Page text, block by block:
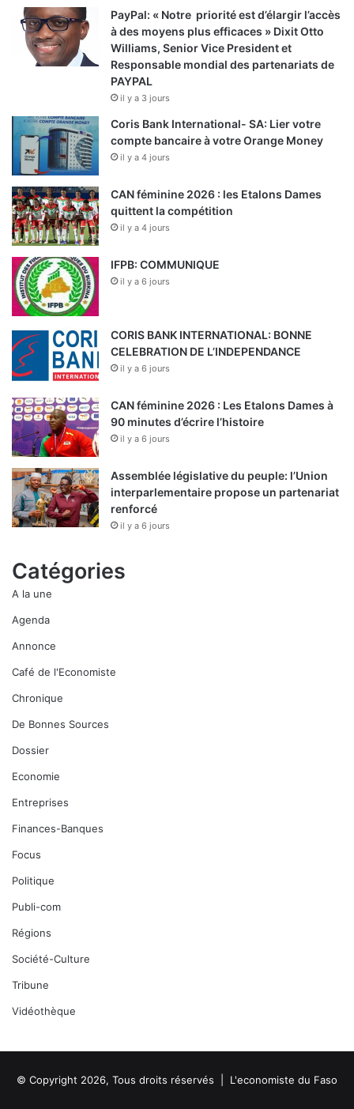
PayPal: « Notre priorité est d’élargir l’accès
à des moyens plus efficaces » Dixit Otto
Williams, Senior Vice President et
Responsable mondial des partenariats de
PAYPAL
il y a 3 jours
Coris Bank International- SA: Lier votre
compte bancaire à votre Orange Money
il y a 4 jours
CAN féminine 2026 : les Etalons Dames
quittent la compétition
il y a 4 jours
IFPB: COMMUNIQUE
il y a 6 jours
CORIS BANK INTERNATIONAL: BONNE
CELEBRATION DE L’INDEPENDANCE
il y a 6 jours
CAN féminine 2026 : Les Etalons Dames à
90 minutes d’écrire l’histoire
il y a 6 jours
Assemblée législative du peuple: l’Union
interparlementaire propose un partenariat
renforcé
il y a 6 jours
Catégories
A la une
Agenda
Annonce
Café de l'Economiste
Chronique
De Bonnes Sources
Dossier
Economie
Entreprises
Finances-Banques
Focus
Politique
Publi-com
Régions
Société-Culture
Tribune
Vidéothèque
© Copyright 2026, Tous droits réservés | L'economiste du Faso